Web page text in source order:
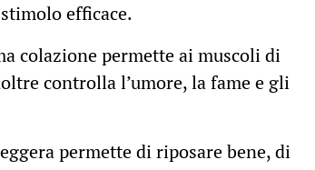
efficace.
colazione permette ai muscoli di
controlla l’umore, la fame e gli
permette di riposare bene, di